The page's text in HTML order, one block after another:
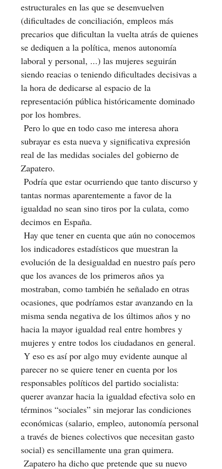
estructurales en las que se desenvuelven
(dificultades de conciliación, empleos más
precarios que dificultan la vuelta atrás de quienes
se dediquen a la política, menos autonomía
laboral y personal, ...) las mujeres seguirán
siendo reacias o teniendo dificultades decisivas a
la hora de dedicarse al espacio de la
representación pública históricamente dominado
por los hombres.
Pero lo que en todo caso me interesa ahora
subrayar es esta nueva y significativa expresión
real de las medidas sociales del gobierno de
Zapatero.
Podría que estar ocurriendo que tanto discurso y
tantas normas aparentemente a favor de la
igualdad no sean sino tiros por la culata, como
decimos en España.
Hay que tener en cuenta que aún no conocemos
los indicadores estadísticos que muestran la
evolución de la desigualdad en nuestro país pero
que los avances de los primeros años ya
mostraban, como también he señalado en otras
ocasiones, que podríamos estar avanzando en la
misma senda negativa de los últimos años y no
hacia la mayor igualdad real entre hombres y
mujeres y entre todos los ciudadanos en general.
Y eso es así por algo muy evidente aunque al
parecer no se quiere tener en cuenta por los
responsables políticos del partido socialista:
querer avanzar hacia la igualdad efectiva solo en
términos “sociales” sin mejorar las condiciones
económicas (salario, empleo, autonomía personal
a través de bienes colectivos que necesitan gasto
social) es sencillamente una gran quimera.
Zapatero ha dicho que pretende que su nuevo